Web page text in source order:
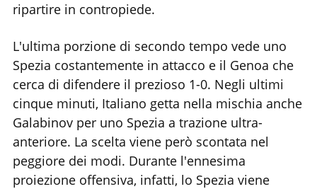
ripartire in contropiede.
L'ultima porzione di secondo tempo vede uno
Spezia costantemente in attacco e il Genoa che
cerca di difendere il prezioso 1-0. Negli ultimi
cinque minuti, Italiano getta nella mischia anche
Galabinov per uno Spezia a trazione ultra-
anteriore. La scelta viene però scontata nel
peggiore dei modi. Durante l'ennesima
proiezione offensiva, infatti, lo Spezia viene